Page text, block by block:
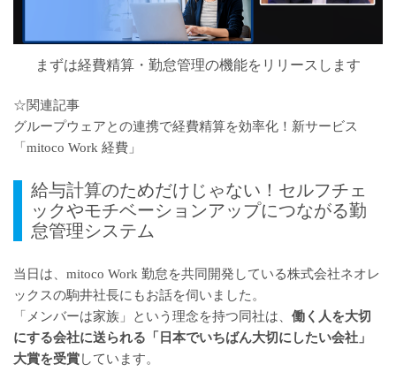
まずは経費精算・勤怠管理の機能をリリースします
☆関連記事
グループウェアとの連携で経費精算を効率化！新サービス
「mitoco Work 経費」
給与計算のためだけじゃない！セルフチェ
ックやモチベーションアップにつながる勤
怠管理システム
当日は、mitoco Work 勤怠を共同開発している株式会社ネオレ
ックスの駒井社長にもお話を伺いました。
「メンバーは家族」という理念を持つ同社は、 働く人を大切
にする会社に送られる「日本でいちばん大切にしたい会社」
大賞を受賞しています。